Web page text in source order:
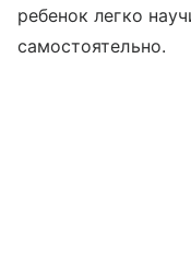
ребенок легко
самостоятельно.